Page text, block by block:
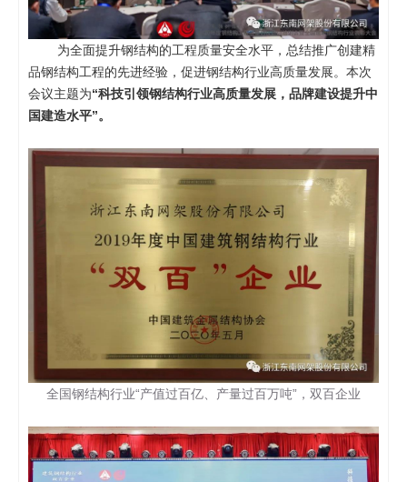
为全面提升钢结构的工程质量安全水平，总结推广创建精
品钢结构工程的先进经验，促进钢结构行业高质量发展。本次
会议主题为“科技引领钢结构行业高质量发展，品牌建设提升中
国建造水平”。
全国钢结构行业“产值过百亿、产量过百万吨”，双百企业